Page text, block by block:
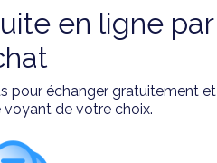
en ligne par
pour échanger gratuitement et
de votre choix.